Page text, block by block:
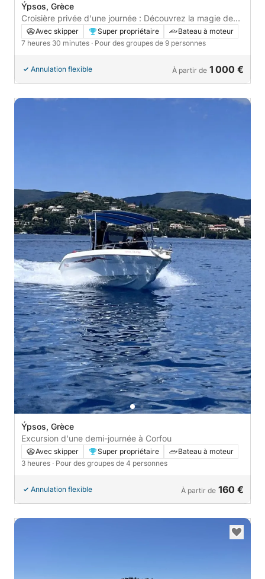
Ýpsos, Grèce
Croisière privée d'une journée : Découvrez la magie de
Paxos et d'Antipaxos
Avec skipper Super propriétaire
Bateau à moteur
7 heures 30 minutes · Pour des groupes de 9 personnes
Annulation flexible À partir de 1 000 €
Ýpsos, Grèce
Excursion d'une demi-journée à Corfou
Avec skipper Super propriétaire
Bateau à moteur
3 heures · Pour des groupes de 4 personnes
Annulation flexible À partir de 160 €